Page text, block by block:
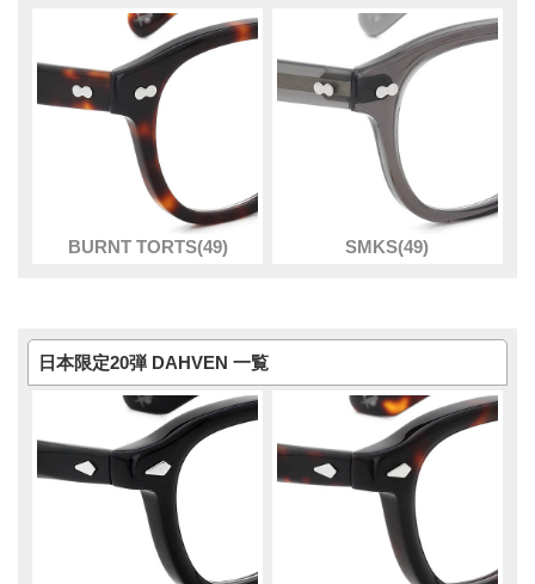
BURNT TORTS(49) SMKS(49)
日本限定20弾 DAHVEN 一覧